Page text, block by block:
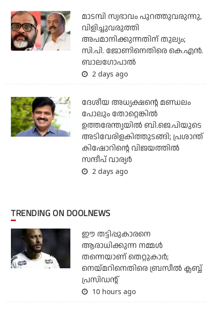
മാടമ്പി സ്വഭാവം പുറത്തുവരുന്നു,
വിളിച്ചുവരുത്തി
അപമാനിക്കുന്നതിന് തുല്യം;
സി.പി. ജോണിനെതിരെ കെ.എന്‍.
ബാലഗോപാല്‍
2 days ago
ദേശീയ അധ്യക്ഷന്റെ മണ്ഡലം
പോലും തോറ്റെങ്കില്‍
ഉത്തരേന്ത്യയില്‍ ബി.ജെ.പിയുടെ
അടിവേരിളകിത്തുടങ്ങി; പ്രശാന്ത്
കിഷോറിന്റെ വിജയത്തില്‍
സന്ദീപ് വാര്യര്‍
2 days ago
TRENDING ON DOOLNEWS
ഈ തട്ടിപ്പുകാരനെ
ആരാധിക്കുന്ന നമ്മള്‍
തന്നെയാണ് തെറ്റുകാര്‍;
നെയ്മറിനെതിരെ ബ്രസീല്‍ ക്ലബ്ബ്
പ്രസിഡന്റ്
10 hours ago